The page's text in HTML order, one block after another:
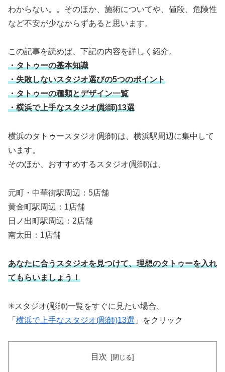
わからない。。そのほか、施術についてや、値段、危険性
など不安が少なからずあると思います。
この記事を読めば、下記の内容を詳しく紹介。
・タトゥーの基本知識
・失敗しないスタジオ選びの5つのポイント
・タトゥーの種類とデザイン一覧
・横浜で上手なスタジオ(彫師)13選
横浜のタトゥースタジオ(彫師)は、横浜駅周辺に集中して
います。
そのほか、おすすめするスタジオ(彫師)は、
元町・中華街駅周辺：5店舗
黄金町駅周辺：1店舗
日ノ出町駅周辺：2店舗
南太田：1店舗
あなたに合うスタジオを見つけて、理想のタトゥーを入れ
てもらいましょう！
✳︎スタジオ(彫師)一覧をすぐに見たい場合、
「 横浜で上手なスタジオ(彫師)13選 」をクリック
目次